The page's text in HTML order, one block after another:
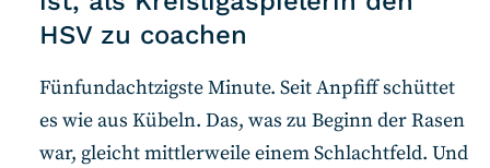
HSV zu coachen
Fünfundachtzigste Minute. Seit Anpfiff schüttet
es wie aus Kübeln. Das, was zu Beginn der Rasen
war, gleicht mittlerweile einem Schlachtfeld. Und